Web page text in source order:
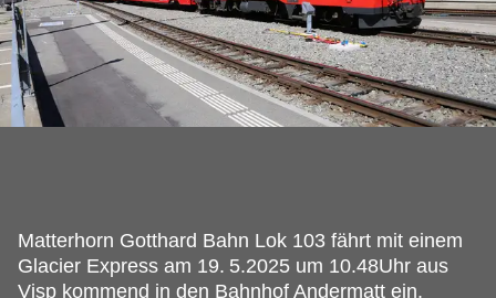
Matterhorn Gotthard Bahn Lok 103 fährt mit einem
Glacier Express am 19. 5.2025 um 10.48Uhr aus
Visp kommend in den Bahnhof Andermatt ein.